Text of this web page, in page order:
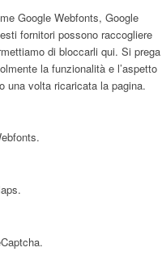
Google Webfonts, Google
fornitori possono raccogliere
di bloccarli qui. Si prega
la funzionalità e l’aspetto
una volta ricaricata la pagina.